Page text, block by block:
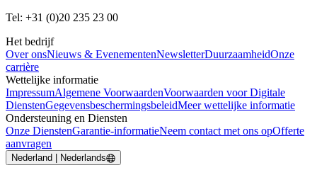
Tel: +31 (0)20 235 23 00
Het bedrijf
Over onsNieuws & EvenementenNewsletterDuurzaamheidOnze
carrière
Wettelijke informatie
ImpressumAlgemene VoorwaardenVoorwaarden voor Digitale
DienstenGegevensbeschermingsbeleidMeer wettelijke informatie
Ondersteuning en Diensten
Onze DienstenGarantie-informatieNeem contact met ons opOfferte
aanvragen
Nederland | Nederlands